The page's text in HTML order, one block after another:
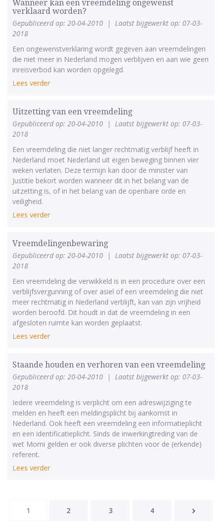
Wanneer kan een vreemdeling ongewenst
verklaard worden?
Gepubliceerd op: 20-04-2010 | Laatst bijgewerkt op: 07-03-
2018
Een ongewenstverklaring wordt gegeven aan vreemdelingen
die niet meer in Nederland mogen verblijven en aan wie geen
inreisverbod kan worden opgelegd.
Lees verder
Uitzetting van een vreemdeling
Gepubliceerd op: 20-04-2010 | Laatst bijgewerkt op: 07-03-
2018
Een vreemdeling die niet langer rechtmatig verblijf heeft in
Nederland moet Nederland uit eigen beweging binnen vier
weken verlaten. Deze termijn kan door de minister van
Justitie bekort worden wanneer dit in het belang van de
uitzetting is, of in het belang van de openbare orde en
veiligheid.
Lees verder
Vreemdelingenbewaring
Gepubliceerd op: 20-04-2010 | Laatst bijgewerkt op: 07-03-
2018
Een vreemdeling die verwikkeld is in een procedure over een
verblijfsvergunning of over asiel of een vreemdeling die niet
meer rechtmatig in Nederland verblijft, kan van zijn vrijheid
worden beroofd. Dit houdt in dat de vreemdeling in een
afgesloten ruimte kan worden geplaatst.
Lees verder
Staande houden en verhoren van een vreemdeling
Gepubliceerd op: 20-04-2010 | Laatst bijgewerkt op: 07-03-
2018
Iedere vreemdeling is verplicht om een adreswijziging te
melden en heeft een meldingsplicht bij aankomst in
Nederland. Ook heeft een vreemdeling een informatieplicht
en een identificatieplicht. Sinds de inwerkingtreding van de
wet Momi gelden er ook diverse plichten voor de (erkende)
referent.
Lees verder
1 2 3 4